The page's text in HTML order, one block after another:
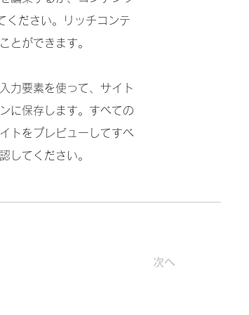
ください。リッチコンテ
とができます。
力要素を使って、サイト
に保存します。すべての
トをプレビューしてすべ
してください。
次へ